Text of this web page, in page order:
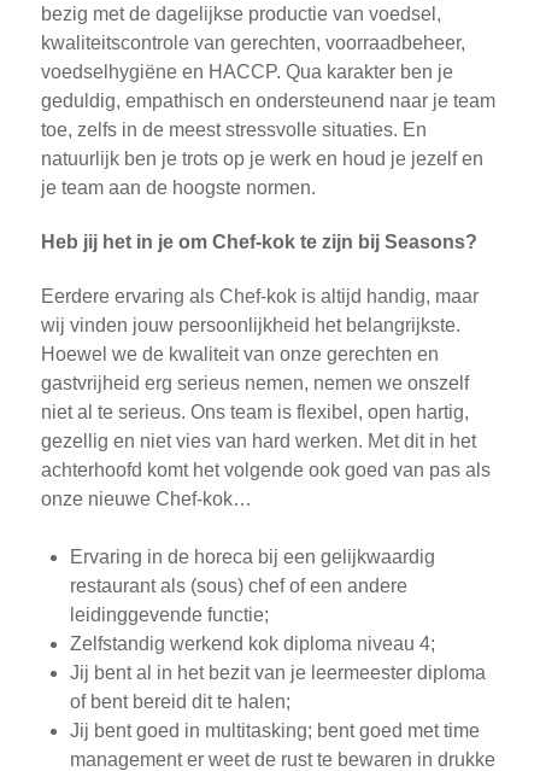
bezig met de dagelijkse productie van voedsel,
kwaliteitscontrole van gerechten, voorraadbeheer,
voedselhygiëne en HACCP. Qua karakter ben je
geduldig, empathisch en ondersteunend naar je team
toe, zelfs in de meest stressvolle situaties. En
natuurlijk ben je trots op je werk en houd je jezelf en
je team aan de hoogste normen.
Heb jij het in je om Chef-kok te zijn bij Seasons?
Eerdere ervaring als Chef-kok is altijd handig, maar
wij vinden jouw persoonlijkheid het belangrijkste.
Hoewel we de kwaliteit van onze gerechten en
gastvrijheid erg serieus nemen, nemen we onszelf
niet al te serieus. Ons team is flexibel, open hartig,
gezellig en niet vies van hard werken. Met dit in het
achterhoofd komt het volgende ook goed van pas als
onze nieuwe Chef-kok…
Ervaring in de horeca bij een gelijkwaardig
restaurant als (sous) chef of een andere
leidinggevende functie;
Zelfstandig werkend kok diploma niveau 4;
Jij bent al in het bezit van je leermeester diploma
of bent bereid dit te halen;
Jij bent goed in multitasking; bent goed met time
management er weet de rust te bewaren in drukke